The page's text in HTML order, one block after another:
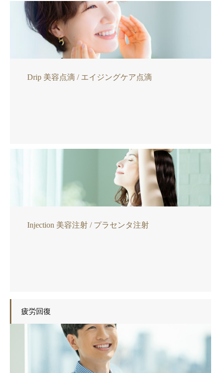
Drip 美容点滴 / エイジングケア点滴
Injection 美容注射 / プラセンタ注射
疲労回復